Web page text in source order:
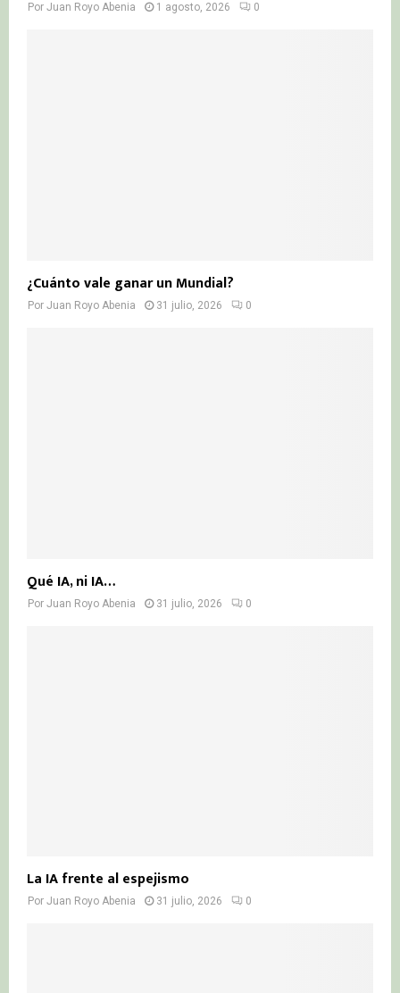
Por Juan Royo Abenia 1 agosto, 2026 0
¿Cuánto vale ganar un Mundial?
Por Juan Royo Abenia 31 julio, 2026 0
Qué IA, ni IA…
Por Juan Royo Abenia 31 julio, 2026 0
La IA frente al espejismo
Por Juan Royo Abenia 31 julio, 2026 0